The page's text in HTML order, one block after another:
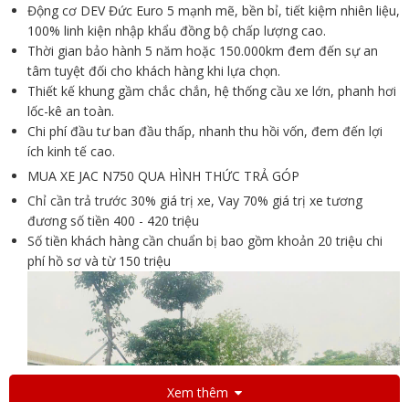
Động cơ DEV Đức Euro 5 mạnh mẽ, bền bỉ, tiết kiệm nhiên liệu,
100% linh kiện nhập khẩu đồng bộ chấp lượng cao.
Thời gian bảo hành 5 năm hoặc 150.000km đem đến sự an
tâm tuyệt đối cho khách hàng khi lựa chọn.
Thiết kế khung gầm chắc chắn, hệ thống cầu xe lớn, phanh hơi
lốc-kê an toàn.
Chi phí đầu tư ban đầu thấp, nhanh thu hồi vốn, đem đến lợi
ích kinh tế cao.
MUA XE JAC N750 QUA HÌNH THỨC TRẢ GÓP
Chỉ cần trả trước 30% giá trị xe, Vay 70% giá trị xe tương
đương số tiền 400 - 420 triệu
Số tiền khách hàng cần chuẩn bị bao gồm khoản 20 triệu chi
phí hồ sơ và từ 150 triệu
Xem thêm